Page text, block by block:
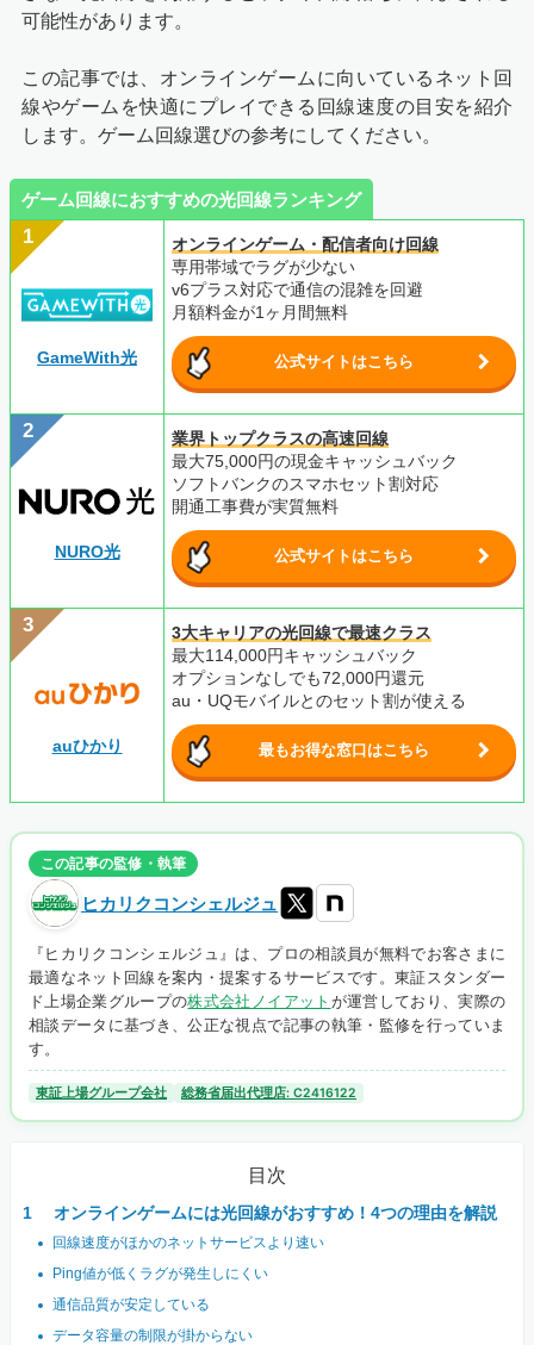
可能性があります。
この記事では、オンラインゲームに向いているネット回
線やゲームを快適にプレイできる回線速度の目安を紹介
します。ゲーム回線選びの参考にしてください。
ゲーム回線におすすめの光回線ランキング
GameWith光
オンラインゲーム・配信者向け回線
専用帯域でラグが少ない
v6プラス対応で通信の混雑を回避
月額料金が1ヶ月間無料
公式サイトはこちら
NURO光
業界トップクラスの高速回線
最大75,000円の現金キャッシュバック
ソフトバンクのスマホセット割対応
開通工事費が実質無料
公式サイトはこちら
auひかり
3大キャリアの光回線で最速クラス
最大114,000円キャッシュバック
オプションなしでも72,000円還元
au・UQモバイルとのセット割が使える
最もお得な窓口はこちら
この記事の監修・執筆
ヒカリクコンシェルジュ
『ヒカリクコンシェルジュ』は、プロの相談員が無料でお客さまに
最適なネット回線を案内・提案するサービスです。東証スタンダー
ド上場企業グループの株式会社ノイアット が運営しており、実際の
相談データに基づき、公正な視点で記事の執筆・監修を行っていま
す。
東証上場グループ会社 総務省届出代理店: C2416122
目次
オンラインゲームには光回線がおすすめ！4つの理由を解説
回線速度がほかのネットサービスより速い
Ping値が低くラグが発生しにくい
通信品質が安定している
データ容量の制限が掛からない